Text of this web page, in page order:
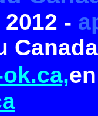
-